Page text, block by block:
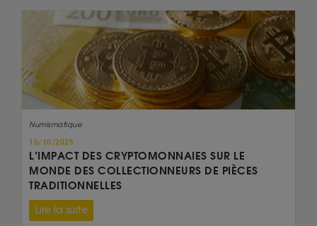
Numismatique
15/10/2025
L’IMPACT DES CRYPTOMONNAIES SUR LE
MONDE DES COLLECTIONNEURS DE PIÈCES
TRADITIONNELLES
Lire la suite